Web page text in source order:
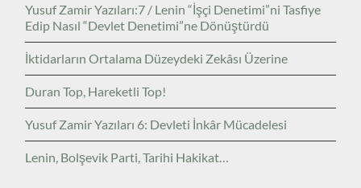
Yusuf Zamir Yazıları:7 / Lenin “İşçi Denetimi”ni Tasfiye
Edip Nasıl “Devlet Denetimi”ne Dönüştürdü
İktidarların Ortalama Düzeydeki Zekâsı Üzerine
Duran Top, Hareketli Top!
Yusuf Zamir Yazıları 6: Devleti İnkâr Mücadelesi
Lenin, Bolşevik Parti, Tarihi Hakikat…